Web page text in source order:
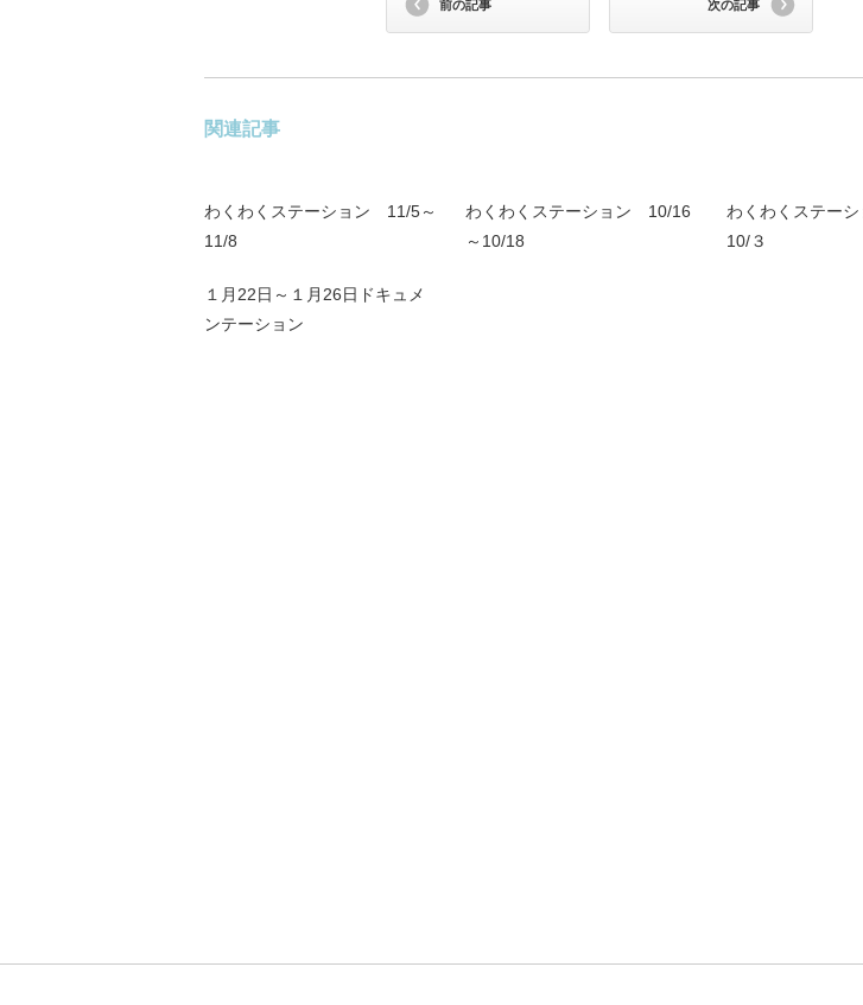
前の記事 次の記事
関連記事
わくわくステーション 11/5～
11/8
わくわくステーション 10/16
～10/18
わくわくステー
10/３
１月22日～１月26日ドキュメ
ンテーション